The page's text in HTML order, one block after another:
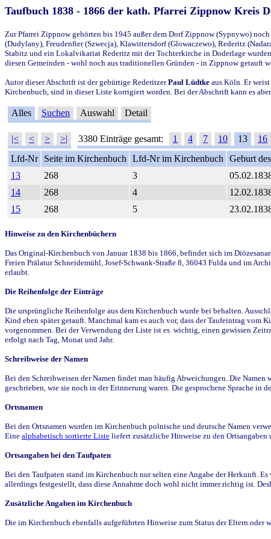
Taufbuch 1838 - 1866 der kath. Pfarrei Zippnow Kreis
Zur Pfarrei Zippnow gehörten bis 1945 außer dem Dorf Zippnow (Sypnywo)
(Dudylany), Freudenfier (Szwecja), Klawittersdorf (Glowaczewo), Rederitz
Stabitz und ein Lokalvikariat Rederitz mit der Tochterkirche in Doderlage
diesen Gemeinden - wohl noch aus traditionellen Gründen - in Zippnow getauft
Autor dieser Abschrift ist der gebürtige RederitzerPaul Lüdtke aus Köln. Er
Kirchenbuch, sind in dieser Liste korrigiert worden. Bei der Abschrift kann es
Alles Suchen Auswahl Detail
|< < > >| 3380 Einträge gesamt: 1 4 7 10 13 16
Lfd-Nr
Seite im Kirchenbuch Lfd-Nr im Kirchenbuch Geburt
13
268 3
14
268 4
15
268 5
Hinweise zu den Kirchenbüchern
Das Original-Kirchenbuch von Januar 1838 bis 1866, befindet sich im
Freien Prälatur Schneidemühl, Josef-Schwank-Straße 8, 36043 Fulda und im
erlaubt.
Die Reihenfolge der Einträge
Die ursprüngliche Reihenfolge aus dem Kirchenbuch wurde bei behalten.
Kind eben später getauft. Manchmal kam es auch vor, dass der Taufeintrag
vorgenommen. Bei der Verwendung der Liste ist es wichtig, einen gewissen
erfolgt nach Tag, Monat und Jahr.
Schreibweise der Namen
Bei den Schreibweisen der Namen findet man häufig Abweichungen. Die Namen
geschrieben, wie sie noch in der Erinnerung waren. Die gesprochene Sprache
Ortsnamen
Bei den Ortsnamen wurden im Kirchenbuch polnische und deutsche Namen
Eine alphabetisch sortierte Liste liefert zusätzliche Hinweise zu den
Ortsangaben bei den Taufpaten
Bei den Taufpaten stand im Kirchenbuch nur selten eine Angabe der Herkunft.
allerdings festgestellt, dass diese Annahme doch wohl nicht immer richtig ist.
Zusätzliche Angaben im Kirchenbuch
Die im Kirchenbuch ebenfalls aufgeführten Hinweise zum Status der Eltern oder